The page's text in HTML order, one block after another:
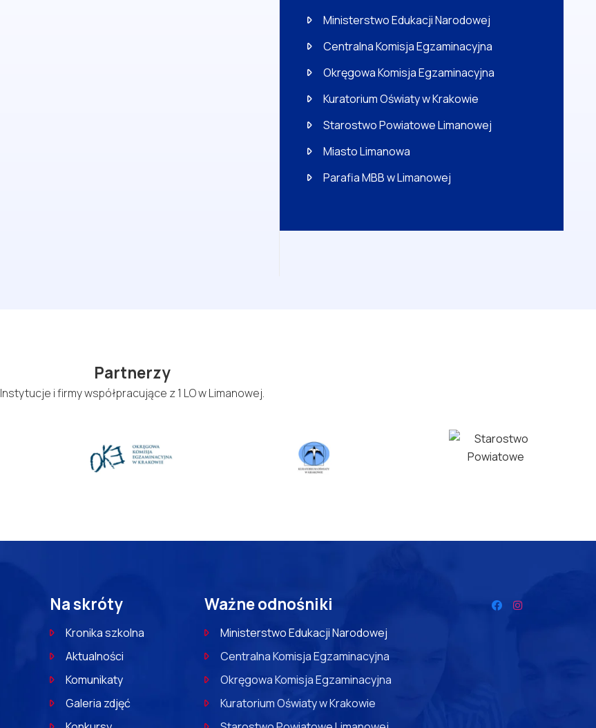
Ministerstwo Edukacji Narodowej
Centralna Komisja Egzaminacyjna
Okręgowa Komisja Egzaminacyjna
Kuratorium Oświaty w Krakowie
Starostwo Powiatowe Limanowej
Miasto Limanowa
Parafia MBB w Limanowej
Partnerzy
Instytucje i firmy współpracujące z 1 LO w Limanowej.
Na skróty
Kronika szkolna
Aktualności
Komunikaty
Galeria zdjęć
Ważne odnośniki
Ministerstwo Edukacji Narodowej
Centralna Komisja Egzaminacyjna
Okręgowa Komisja Egzaminacyjna
Kuratorium Oświaty w Krakowie